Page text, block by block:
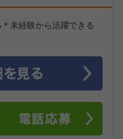
未経験から活躍できる